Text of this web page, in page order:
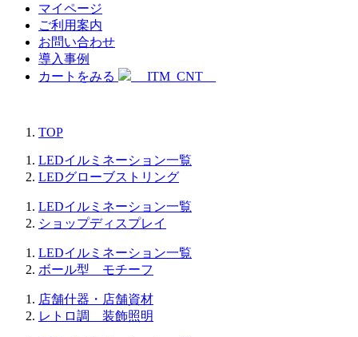
マイページ
ご利用案内
お問い合わせ
導入事例
カートをみる
__ITM_CNT__
TOP
LEDイルミネーション一覧
LEDグローブストリング
LEDイルミネーション一覧
ショップディスプレイ
LEDイルミネーション一覧
ボール型 モチーフ
店舗什器・店舗資材
レトロ調 装飾照明